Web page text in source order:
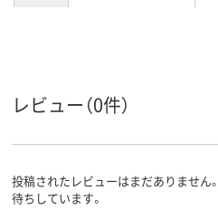
レビュー（0件）
投稿されたレビューはまだありません
待ちしています。